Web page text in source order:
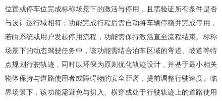
位置或停车位完成标称场景下的激活与停用，且需验证所有条件是否
与设计运行域相符；功能完成行程后需自动将车辆停稳并完成停用，
若由系统或用户发起停用流程，功能需保持激活直至流程结束。标称
场景下的动态驾驶任务中，该功能需结合泊车区域的弯道、坡道等特
点规划行驶轨迹，同时以环保为原则优化轨迹设计，并基于最小相关
物体保持与道路使用者或障碍物的安全距离，提前调整行驶速度。临
界场景下，该功能需避免与切入、横穿或处于行驶轨迹上的道路使用